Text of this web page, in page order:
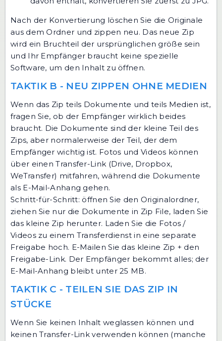
Nach der Konvertierung löschen Sie die Originale
aus dem Ordner und zippen neu. Das neue Zip
wird ein Bruchteil der ursprünglichen größe sein
und Ihr Empfänger braucht keine spezielle
Software, um den Inhalt zu öffnen.
TAKTIK B - NEU ZIPPEN OHNE MEDIEN
Wenn das Zip teils Dokumente und teils Medien ist,
fragen Sie, ob der Empfänger wirklich beides
braucht. Die Dokumente sind der kleine Teil des
Zips, aber normalerweise der Teil, der dem
Empfänger wichtig ist. Fotos und Videos können
über einen Transfer-Link (Drive, Dropbox,
WeTransfer) mitfahren, während die Dokumente
als E-Mail-Anhang gehen.
Schritt-für-Schritt: öffnen Sie den Originalordner,
ziehen Sie nur die Dokumente in Zip File, laden Sie
das kleine Zip herunter. Laden Sie die Fotos /
Videos zu einem Transferdienst in eine separate
Freigabe hoch. E-Mailen Sie das kleine Zip + den
Freigabe-Link. Der Empfänger bekommt alles; der
E-Mail-Anhang bleibt unter 25 MB.
TAKTIK C - TEILEN SIE DAS ZIP IN
STÜCKE
Wenn Sie keinen Inhalt weglassen können und
keinen Transfer-Link verwenden können (manche